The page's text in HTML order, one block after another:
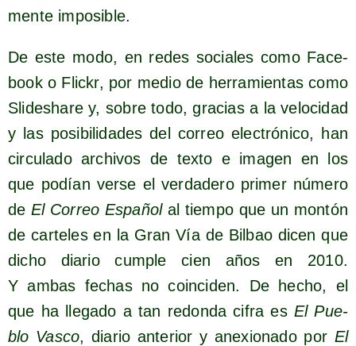
men­te imposible.
De este modo, en redes socia­les como Face­
book o Flickr, por medio de herra­mien­tas como
Sli­desha­re y, sobre todo, gra­cias a la velo­ci­dad
y las posi­bi­li­da­des del correo elec­tró­ni­co, han
cir­cu­la­do archi­vos de tex­to e ima­gen en los
que podían ver­se el ver­da­de­ro pri­mer núme­ro
de El Correo Espa­ñolal tiem­po que un mon­tón
de car­te­les en la Gran Vía de Bil­bao dicen que
dicho dia­rio cum­ple cien años en 2010.
Y ambas fechas no coin­ci­den. De hecho, el
que ha lle­ga­do a tan redon­da cifra es El Pue­
blo Vas­co, dia­rio ante­rior y ane­xio­na­do por El